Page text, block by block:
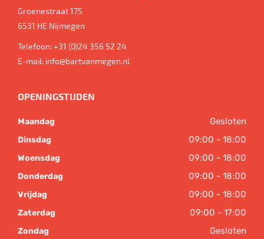
Groenestraat 175
6531 HE Nijmegen
Telefoon:+31 (0)24 356 52 24
E-mail: info@bartvanmegen.nl
OPENINGSTIJDEN
Maandag Gesloten
Dinsdag 09:00 - 18:00
Woensdag 09:00 - 18:00
Donderdag 09:00 - 18:00
Vrijdag 09:00 - 18:00
Zaterdag 09:00 - 17:00
Zondag Gesloten